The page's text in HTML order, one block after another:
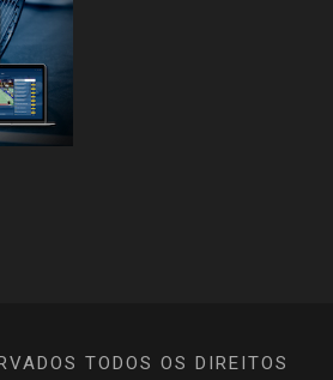
TODOS OS DIREITOS